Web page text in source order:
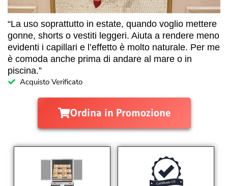
“La uso soprattutto in estate, quando voglio mettere
gonne, shorts o vestiti leggeri. Aiuta a rendere meno
evidenti i capillari e l’effetto è molto naturale. Per me
è comoda anche prima di andare al mare o in
piscina.”
Acquisto Verificato
Ordina in Promozione